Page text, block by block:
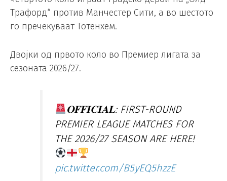
Трафорд“ против Манчестер Сити, а во шестото
го пречекуваат Тотенхем.
Двојки од првото коло во Премиер лигата за
сезоната 2026/27.
𝐎𝐅𝐅𝐈𝐂𝐈𝐀𝐋: FIRST-ROUND
PREMIER LEAGUE MATCHES FOR
THE 2026/27 SEASON ARE HERE!
pic.twitter.com/B5yEQ5hzzE